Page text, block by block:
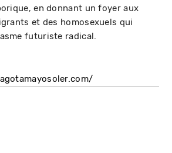
en donnant un foyer aux
et des homosexuels qui
futuriste radical.